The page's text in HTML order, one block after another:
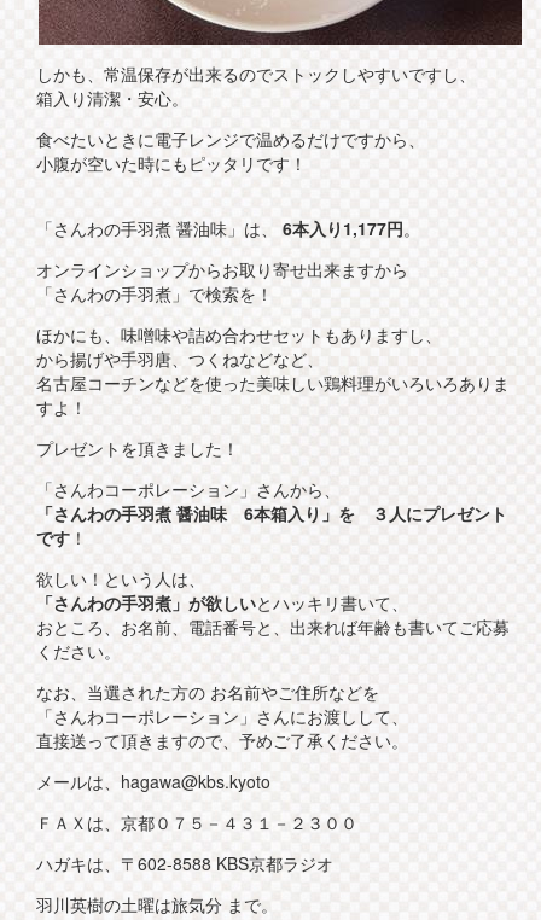
しかも、常温保存が出来るのでストックしやすいですし、
箱入り清潔・安心。
食べたいときに電子レンジで温めるだけですから、
小腹が空いた時にもピッタリです！
「さんわの手羽煮 醤油味」は、 6本入り1,177円。
オンラインショップからお取り寄せ出来ますから
「さんわの手羽煮」で検索を！
ほかにも、味噌味や詰め合わせセットもありますし、
から揚げや手羽唐、つくねなどなど、
名古屋コーチンなどを使った美味しい鶏料理がいろいろありま
すよ！
プレゼントを頂きました！
「さんわコーポレーション」さんから、
「さんわの手羽煮 醤油味 6本箱入り」を ３人にプレゼント
です ！
欲しい！という人は、
「さんわの手羽煮」が欲しいとハッキリ書いて、
おところ、お名前、電話番号と、出来れば年齢も書いてご応募
ください。
なお、当選された方の お名前やご住所などを
「さんわコーポレーション」さんにお渡しして、
直接送って頂きますので、予めご了承ください。
メールは、hagawa@kbs.kyoto
ＦＡＸは、京都０７５－４３１－２３００
ハガキは、〒602-8588 KBS京都ラジオ
羽川英樹の土曜は旅気分 まで。